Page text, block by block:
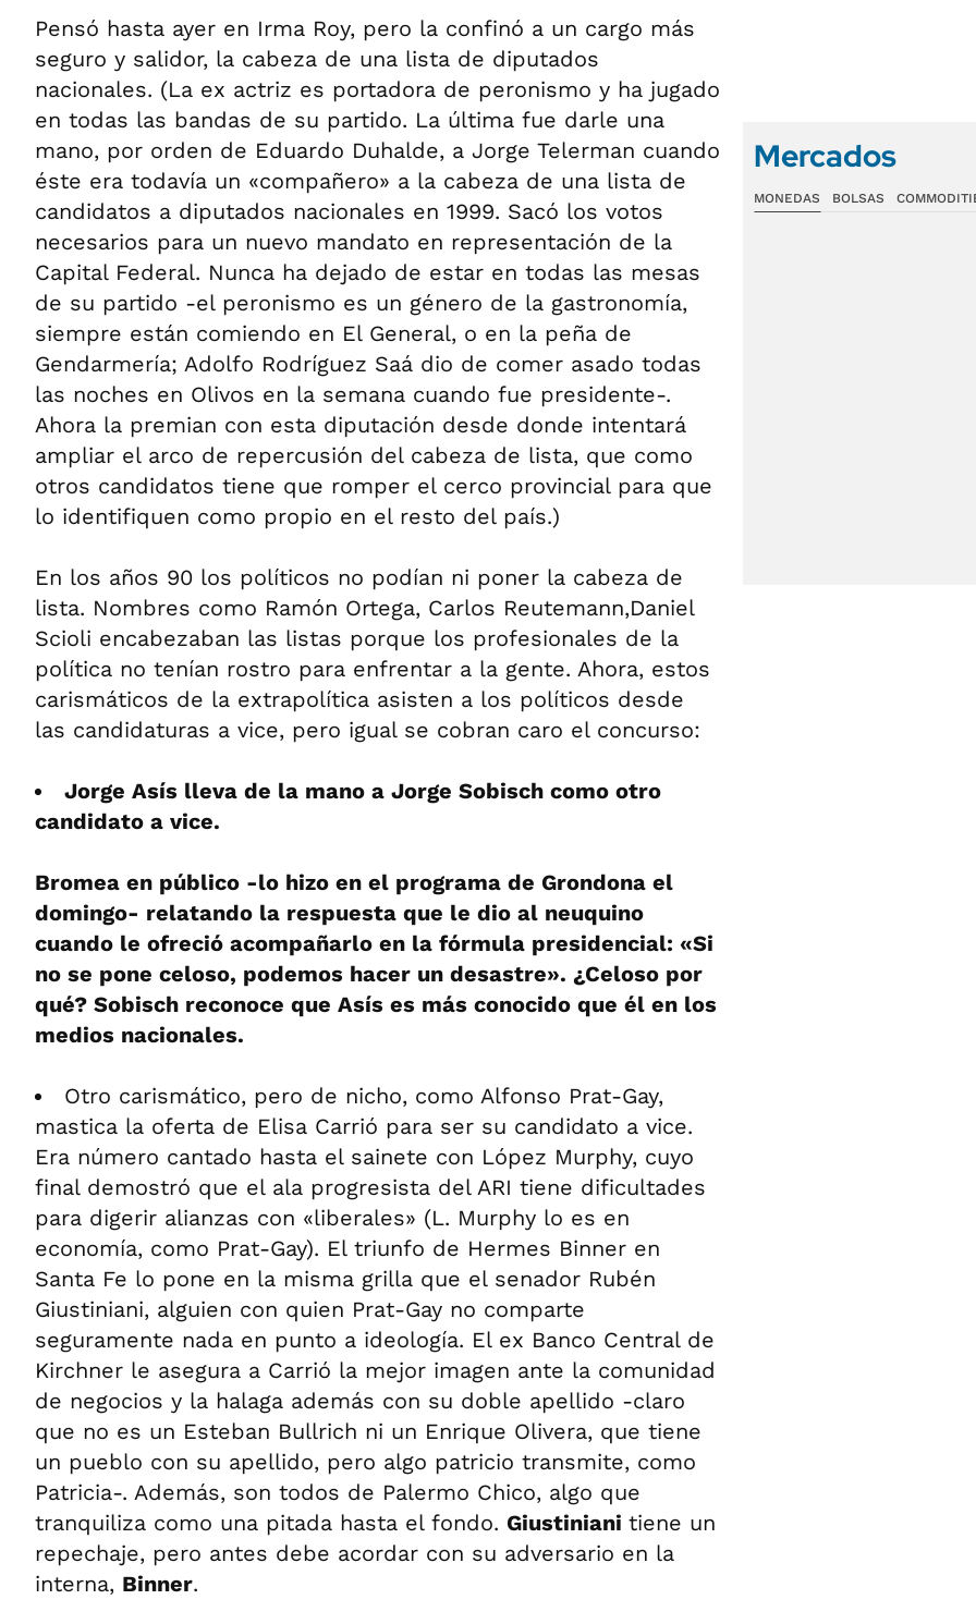
Pensó hasta ayer en Irma Roy, pero la confinó a un cargo más
seguro y salidor, la cabeza de una lista de diputados
nacionales. (La ex actriz es portadora de peronismo y ha jugado
en todas las bandas de su partido. La última fue darle una
mano, por orden de Eduardo Duhalde, a Jorge Telerman cuando
éste era todavía un «compañero» a la cabeza de una lista de
candidatos a diputados nacionales en 1999. Sacó los votos
necesarios para un nuevo mandato en representación de la
Capital Federal. Nunca ha dejado de estar en todas las mesas
de su partido -el peronismo es un género de la gastronomía,
siempre están comiendo en El General, o en la peña de
Gendarmería; Adolfo Rodríguez Saá dio de comer asado todas
las noches en Olivos en la semana cuando fue presidente-.
Ahora la premian con esta diputación desde donde intentará
ampliar el arco de repercusión del cabeza de lista, que como
otros candidatos tiene que romper el cerco provincial para que
lo identifiquen como propio en el resto del país.)
En los años 90 los políticos no podían ni poner la cabeza de
lista. Nombres como Ramón Ortega, Carlos Reutemann,Daniel
Scioli encabezaban las listas porque los profesionales de la
política no tenían rostro para enfrentar a la gente. Ahora, estos
carismáticos de la extrapolítica asisten a los políticos desde
las candidaturas a vice, pero igual se cobran caro el concurso:
Jorge Asís lleva de la mano a Jorge Sobisch como otro
candidato a vice.
Bromea en público -lo hizo en el programa de Grondona el
domingo- relatando la respuesta que le dio al neuquino
cuando le ofreció acompañarlo en la fórmula presidencial: «Si
no se pone celoso, podemos hacer un desastre». ¿Celoso por
qué? Sobisch reconoce que Asís es más conocido que él en los
medios nacionales.
Otro carismático, pero de nicho, como Alfonso Prat-Gay,
mastica la oferta de Elisa Carrió para ser su candidato a vice.
Era número cantado hasta el sainete con López Murphy, cuyo
final demostró que el ala progresista del ARI tiene dificultades
para digerir alianzas con «liberales» (L. Murphy lo es en
economía, como Prat-Gay). El triunfo de Hermes Binner en
Santa Fe lo pone en la misma grilla que el senador Rubén
Giustiniani, alguien con quien Prat-Gay no comparte
seguramente nada en punto a ideología. El ex Banco Central de
Kirchner le asegura a Carrió la mejor imagen ante la comunidad
de negocios y la halaga además con su doble apellido -claro
que no es un Esteban Bullrich ni un Enrique Olivera, que tiene
un pueblo con su apellido, pero algo patricio transmite, como
Patricia-. Además, son todos de Palermo Chico, algo que
tranquiliza como una pitada hasta el fondo. Giustiniani tiene un
repechaje, pero antes debe acordar con su adversario en la
interna, Binner.
Mercados
MONEDAS BOLSAS